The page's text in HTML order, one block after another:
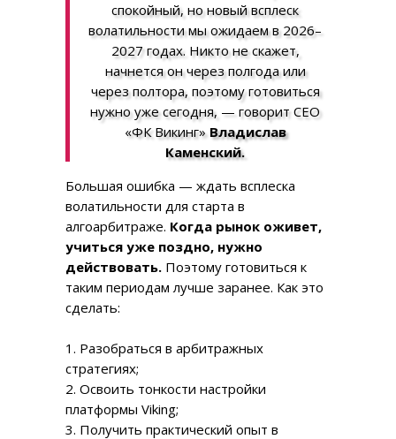
спокойный, но новый всплеск
волатильности мы ожидаем в 2026–
2027 годах. Никто не скажет,
начнется он через полгода или
через полтора, поэтому готовиться
нужно уже сегодня, — говорит CEO
«ФК Викинг» Владислав
Каменский.
Большая ошибка — ждать всплеска
волатильности для старта в
алгоарбитраже. Когда рынок оживет,
учиться уже поздно, нужно
действовать. Поэтому готовиться к
таким периодам лучше заранее. Как это
сделать:
1. Разобраться в арбитражных
стратегиях;
2. Освоить тонкости настройки
платформы Viking;
3. Получить практический опыт в